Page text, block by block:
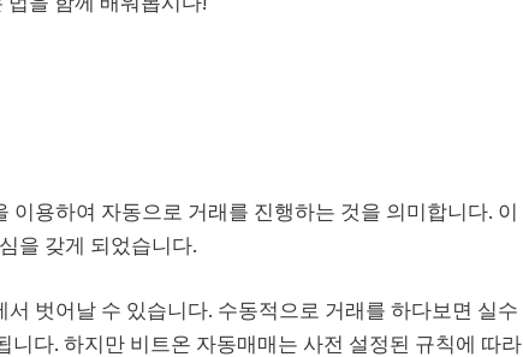
용하여 자동으로 거래를 진행하는 것을 의미합니다. 이
을 갖게 되었습니다.
벗어날 수 있습니다. 수동적으로 거래를 하다보면 실수
다. 하지만 비트온 자동매매는 사전 설정된 규칙에 따라